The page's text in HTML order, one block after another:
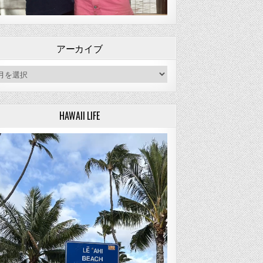
アーカイブ
カイブ
HAWAII LIFE